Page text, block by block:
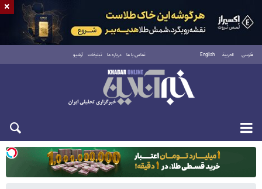
فارسی العربية English تماس با ما درباره ما تبلیغات آرشیو
یکشنبه ۱۸ مرداد ۱۴۰۵
×